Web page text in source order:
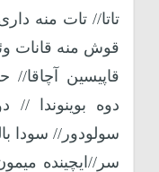
تاتا// تات منه
قوش منه قانات
قاپیسین آچاقا//
دوه بوینوندا //
سولودور// سودا
سر//ایچینده